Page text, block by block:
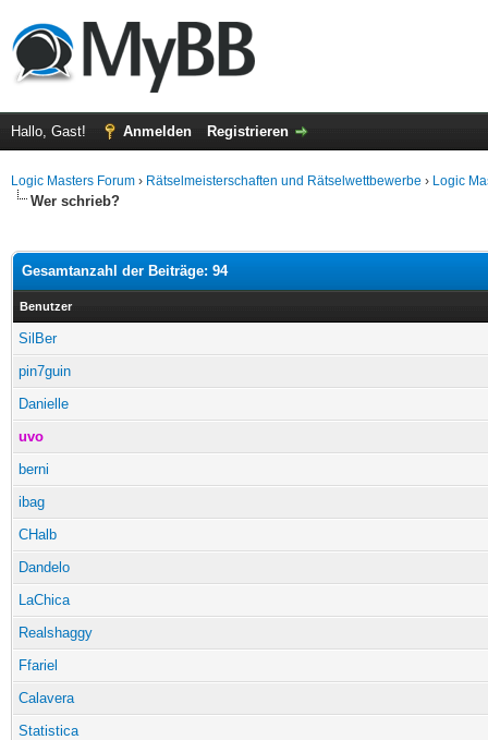
Hallo, Gast! Anmelden Registrieren
Logic Masters Forum › Rätselmeisterschaften und Rätselwettbewerbe › Logic
Wer schrieb?
Gesamtanzahl der Beiträge: 94
Benutzer
SilBer
pin7guin
Danielle
uvo
berni
ibag
CHalb
Dandelo
LaChica
Realshaggy
Ffariel
Calavera
Statistica